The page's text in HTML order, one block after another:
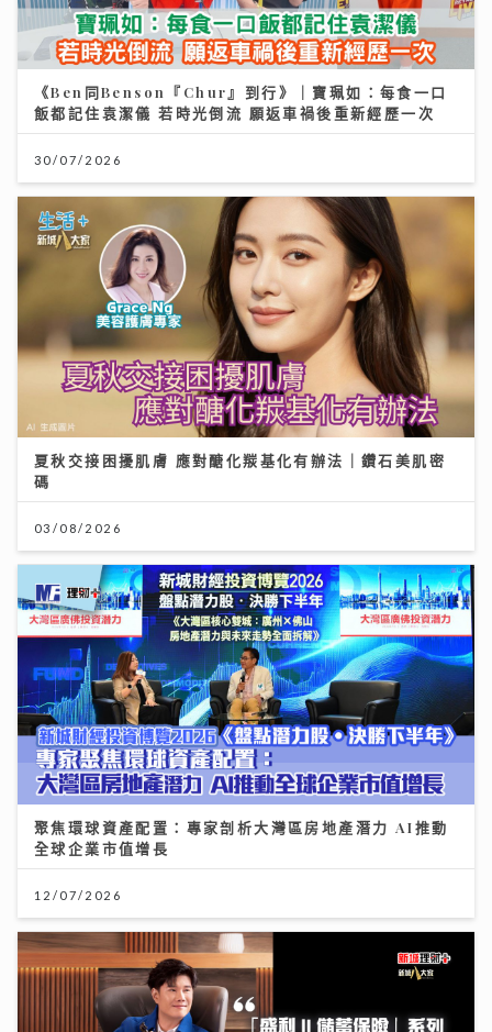
《Ben同Benson『Chur』到行》｜寶珮如：每食一口
飯都記住袁潔儀 若時光倒流 願返車禍後重新經歷一次
30/07/2026
夏秋交接困擾肌膚 應對醣化羰基化有辦法｜鑽石美肌密
碼
03/08/2026
聚焦環球資產配置：專家剖析大灣區房地產潛力 AI推動
全球企業市值增長
12/07/2026